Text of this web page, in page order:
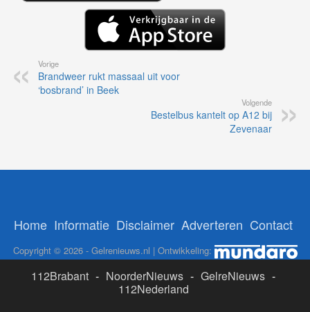
Vorige
Brandweer rukt massaal uit voor
‘bosbrand’ in Beek
Volgende
Bestelbus kantelt op A12 bij
Zevenaar
Home Informatie Disclaimer Adverteren Contact
Copyright © 2026 - Gelrenieuws.nl | Ontwikkeling:
112Brabant - NoorderNieuws - GelreNieuws -
112Nederland